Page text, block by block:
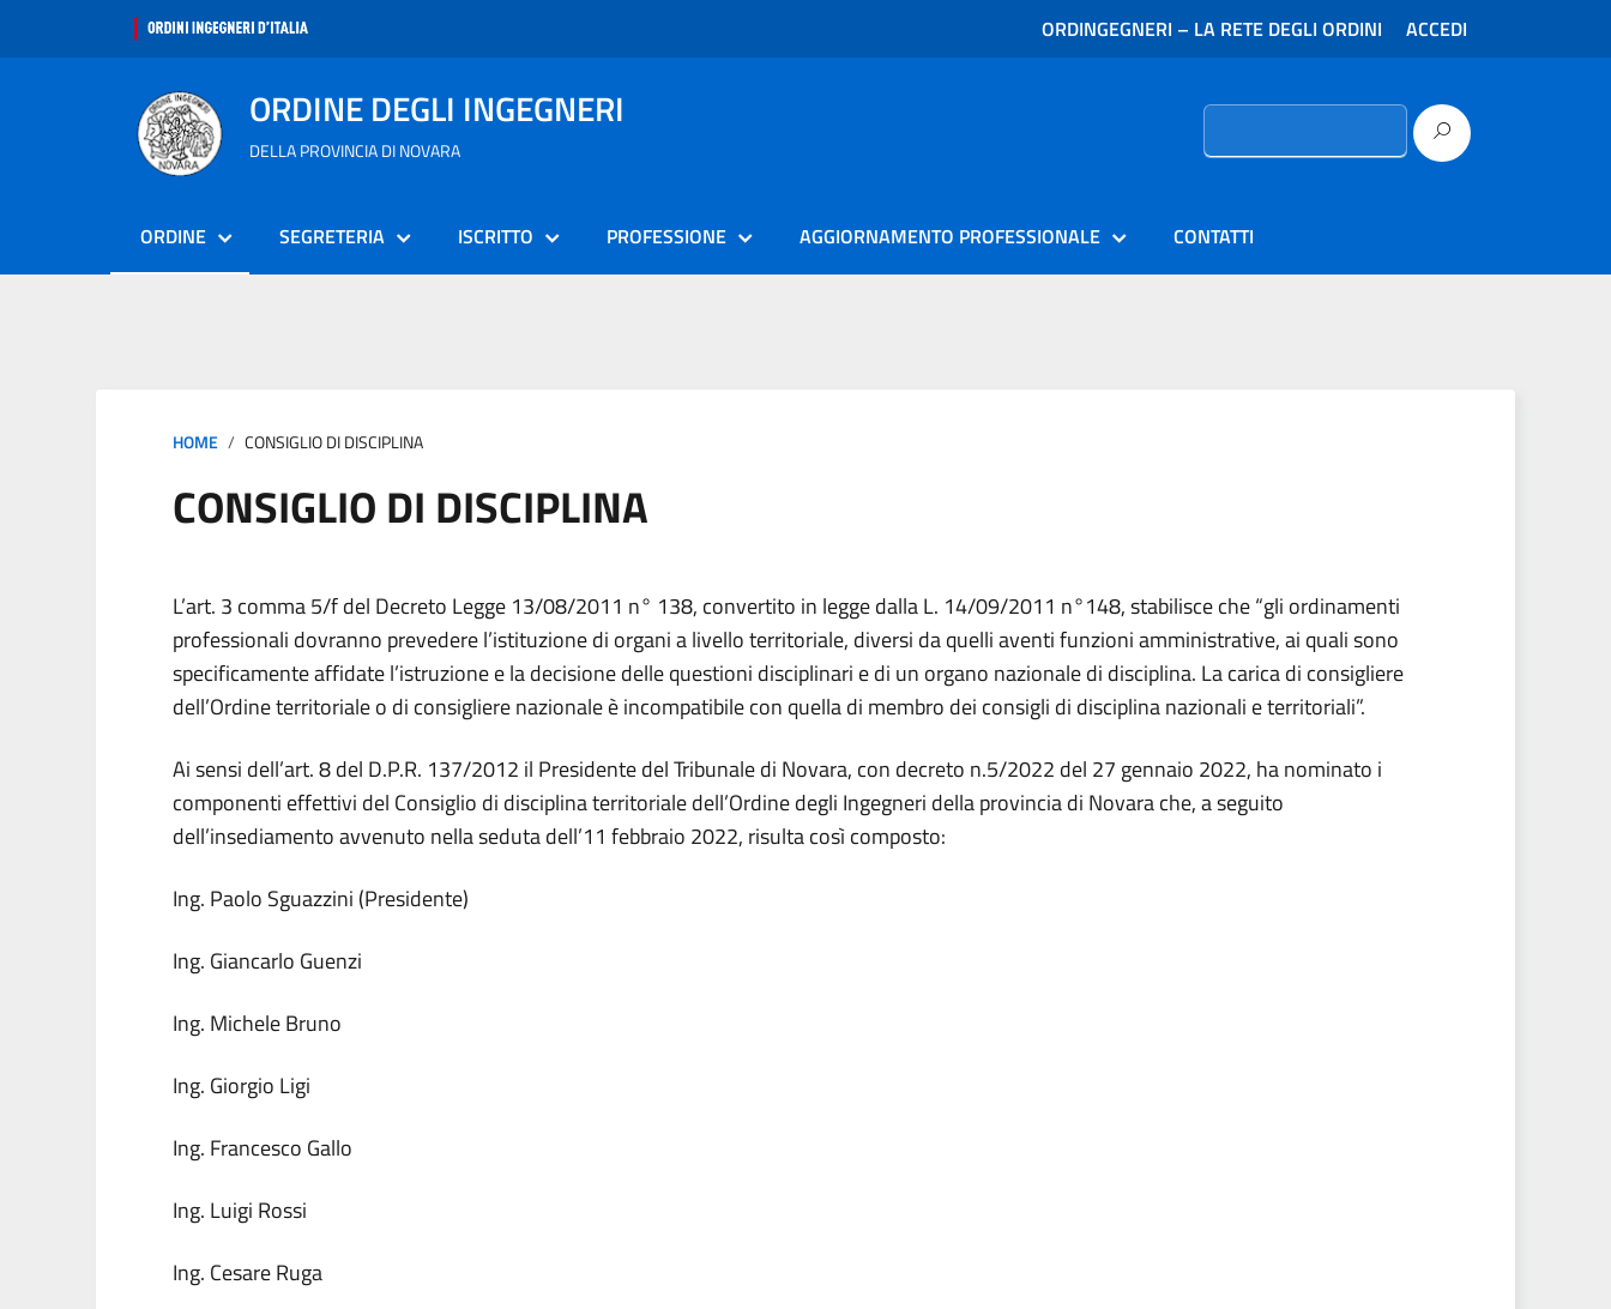
ORDINGEGNERI – LA RETE DEGLI ORDINI ACCEDI
ORDINE DEGLI INGEGNERI
DELLA PROVINCIA DI NOVARA
Ricerca
ORDINE SEGRETERIA ISCRITTO PROFESSIONE AGGIORNAMENTO PROFESSIONALE CONTATTI
HOME CONSIGLIO DI DISCIPLINA
CONSIGLIO DI DISCIPLINA
L’art. 3 comma 5/f del Decreto Legge 13/08/2011 n° 138, convertito in legge dalla L. 14/09/2011 n°148, stabilisce che “gli ordinamenti
professionali dovranno prevedere l’istituzione di organi a livello territoriale, diversi da quelli aventi funzioni amministrative, ai quali sono
specificamente affidate l’istruzione e la decisione delle questioni disciplinari e di un organo nazionale di disciplina. La carica di consigliere
dell’Ordine territoriale o di consigliere nazionale è incompatibile con quella di membro dei consigli di disciplina nazionali e territoriali”.
Ai sensi dell’art. 8 del D.P.R. 137/2012 il Presidente del Tribunale di Novara, con decreto n.5/2022 del 27 gennaio 2022, ha nominato i
componenti effettivi del Consiglio di disciplina territoriale dell’Ordine degli Ingegneri della provincia di Novara che, a seguito
dell’insediamento avvenuto nella seduta dell’11 febbraio 2022, risulta così composto:
Ing. Paolo Sguazzini (Presidente)
Ing. Giancarlo Guenzi
Ing. Michele Bruno
Ing. Giorgio Ligi
Ing. Francesco Gallo
Ing. Luigi Rossi
Ing. Cesare Ruga